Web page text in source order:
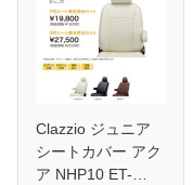
Clazzio ジュニア
シートカバー アク
ア NHP10 ET-